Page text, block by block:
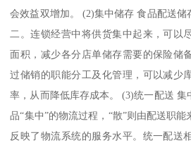
会效益双增加。 (2)集中储存 食品配送储
二。连锁经营中将供货集中起来，可以
面积，减少各分店单储存需要的保险储
过储销的职能分工及化管理，可以减少
率，从而降低库存成本。 (3)统一配送
品“集中”的物流过程，“散”则由配送职
反映了物流系统的服务水平。统一配送